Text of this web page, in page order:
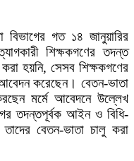
বিভাগের গত ১৪ জানুয়ারির
শিক্ষকগণের তদন্ত
হয়নি, সেসব শিক্ষকগণের
করেছেন। বেতন-ভাতা
মর্মে আবেদনে উল্লেখ
তদন্তপূর্বক আইন ও বিধি-
তাদের বেতন-ভাতা চালু করা